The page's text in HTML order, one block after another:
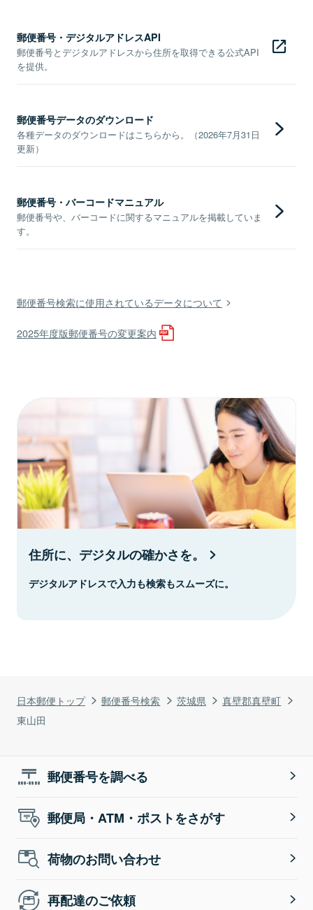
日本郵便トップ 郵便番号検索 茨城県
真壁郡真壁町
東山田
郵便番号・デジタルアドレスAPI
郵便番号とデジタルアドレスから住所を取得できる公式API
を提供。
郵便番号データのダウンロード
各種データのダウンロードはこちらから。（2026年7月31日
更新）
郵便番号・バーコードマニュアル
郵便番号や、バーコードに関するマニュアルを掲載していま
す。
郵便番号検索に使用されているデータについて
2025年度版郵便番号の変更案内
住所に、デジタルの確かさを。
デジタルアドレスで入力も検索もスムーズに。
郵便番号を調べる
郵便局・ATM・ポストをさがす
荷物のお問い合わせ
再配達のご依頼